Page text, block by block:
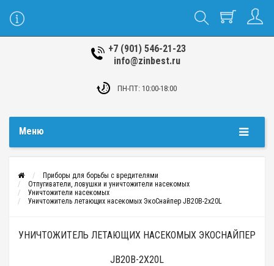
+7 (901) 546-21-23
info@zinbest.ru
ПН-ПТ: 10:00-18:00
Меню
Приборы для борьбы с вредителями
Отпугиватели, ловушки и уничтожители насекомых
Уничтожители насекомых
Уничтожитель летающих насекомых ЭкоСнайпер JB20B-2х20L
УНИЧТОЖИТЕЛЬ ЛЕТАЮЩИХ НАСЕКОМЫХ ЭКОСНАЙПЕР
JB20B-2Х20L